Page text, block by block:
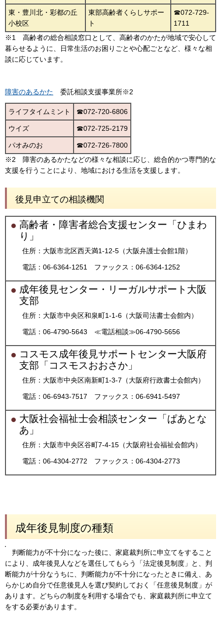
東・豊川北・彩都の丘
小校区
東部高齢者くらしサポー
ト
☎072-729-
1711
※1 高齢者の総合相談窓口として、高齢者のかたが地域で安心して
暮らせるように、日常生活のお困りごとや心配ごとなど、様々な相
談に応じています。
障害のあるかた 委託相談支援事業所※2
ライフタイムミント ☎072-720-6806
ウイズ ☎072-725-2179
パオみのお
☎072-726-7800
※2 障害のあるかたなどの様々な相談に応じ、総合的かつ専門的な
支援を行うことにより、地域における生活を支援します。
後見申立ての相談機関
高齢者・障害者総合支援センター「ひまわ
り」
住所：大阪市北区西天満1-12-5（大阪弁護士会館1階）
電話：06-6364-1251 ファックス：06-6364-1252
成年後見センター・リーガルサポート大阪
支部
住所：大阪市中央区和泉町1-1-6（大阪司法書士会館内）
電話：06-4790-5643 ≪電話相談≫06-4790-5656
コスモス成年後見サポートセンター大阪府
支部「コスモスおおさか」
住所：大阪市中央区南新町1-3-7（大阪府行政書士会館内）
電話：06-6943-7517 ファックス：06-6941-5497
大阪社会福祉士会相談センター「ぱあとな
あ」
住所：大阪市中央区谷町7-4-15（大阪府社会福祉会館内）
電話：06-4304-2772 ファックス：06-4304-2773
成年後見制度の種類
判断能力が不十分になった後に、家庭裁判所に申立てをすること
により、成年後見人などを選任してもらう「法定後見制度」と、判
断能力が十分なうちに、判断能力が不十分になったときに備え、あ
らかじめ自分で任意後見人を選び契約しておく「任意後見制度」が
あります。どちらの制度を利用する場合でも、家庭裁判所に申立て
をする必要があります。